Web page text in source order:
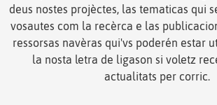
deus nostes projèctes, las tematicas qui
vosautes com la recèrca e las
ressorsas navèras qui'vs poderén estar
la nosta letra de ligason si voletz
actualitats per corric.